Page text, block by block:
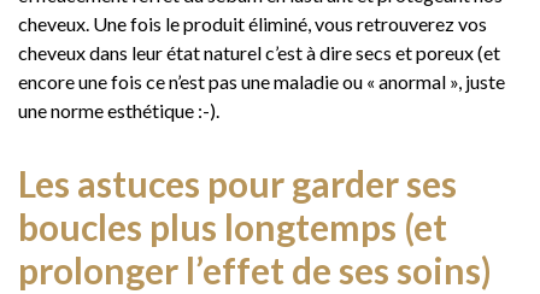
cheveux. Une fois le produit éliminé, vous retrouverez vos
cheveux dans leur état naturel c’est à dire secs et poreux (et
encore une fois ce n’est pas une maladie ou « anormal », juste
une norme esthétique :-).
Les astuces pour garder ses
boucles plus longtemps (et
prolonger l’effet de ses soins)